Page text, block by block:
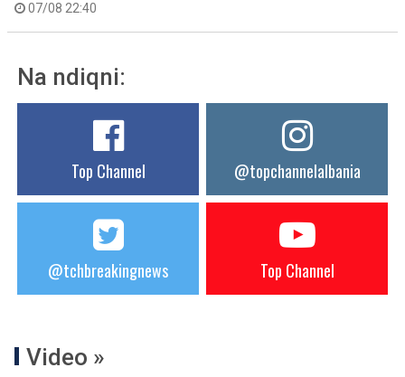
07/08 22:40
Na ndiqni:
Top Channel @topchannelalbania
@tchbreakingnews Top Channel
Video »